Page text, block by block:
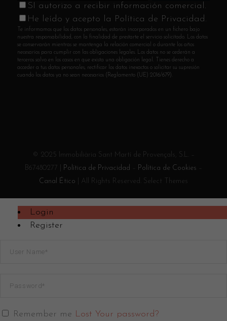
SI autorizo a recibir información comercial.
He leído y acepto la Política de Privacidad.
Te informamos que los datos personales, estarán incorporados en un fichero bajo
nuestra responsabilidad, con la finalidad de prestarte el servicio solicitado. Los datos
se conservarán mientras se mantenga la relación comercial o durante los años
necesarios para cumplir con las obligaciones legales. Los datos no se cederán a
terceros salvo en los casos en que exista una obligación legal. Tienes derecho a
acceder a tus datos personales, rectificar los datos inexactos o solicitar su supresión
cuando los datos ya no sean necesarios (Reglamento (UE) 2016/679).
© 2025 Immobiliària Sant Martí de Provençals, S.L. –
B67480277 |
Política de Privacidad Política de Cookies
Canal Ético | All Rights Reserved. Select Themes
Login
Register
Remember me Lost Your password?